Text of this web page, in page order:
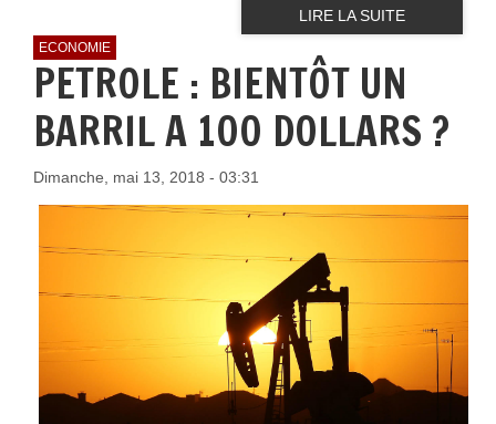
LIRE LA SUITE
ECONOMIE
PETROLE : BIENTÔT UN
BARRIL A 100 DOLLARS ?
Dimanche, mai 13, 2018 - 03:31